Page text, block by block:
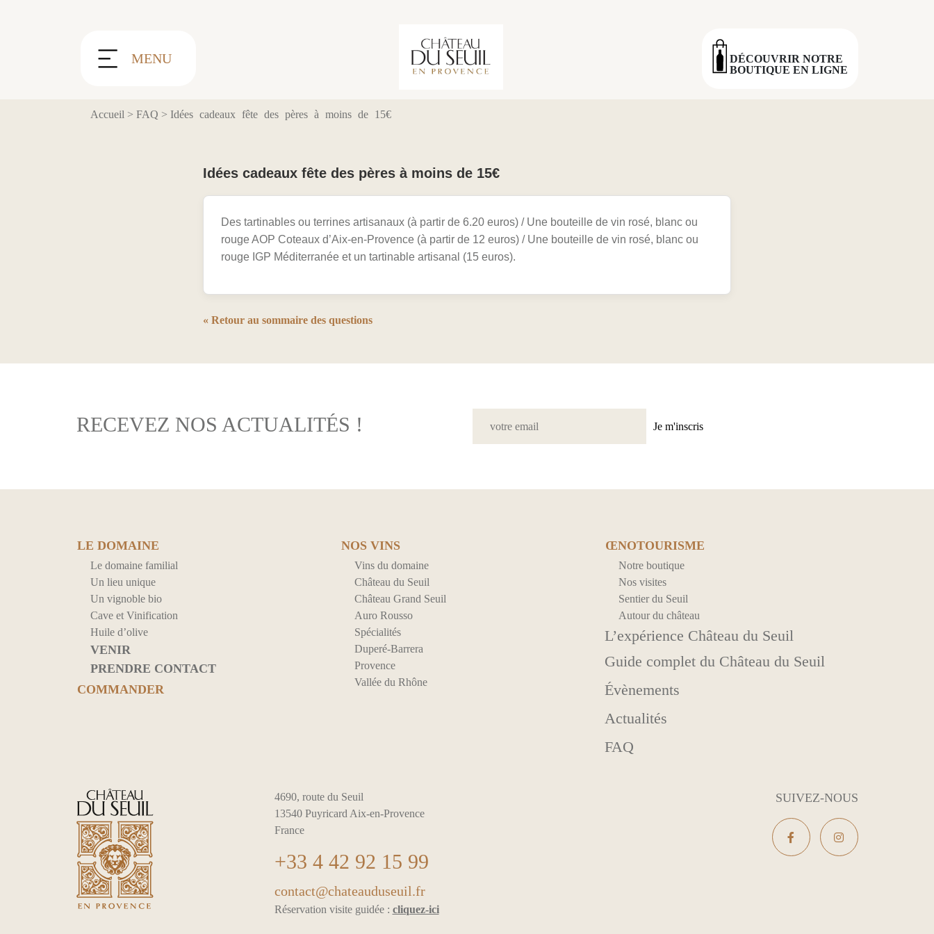
MENU
DÉCOUVRIR NOTRE
BOUTIQUE EN LIGNE
Accueil > FAQ > Idées cadeaux fête des pères à moins de 15€
Idées cadeaux fête des pères à moins de 15€
Des tartinables ou terrines artisanaux (à partir de 6.20 euros) / Une bouteille de vin rosé, blanc ou
rouge AOP Coteaux d’Aix-en-Provence (à partir de 12 euros) / Une bouteille de vin rosé, blanc ou
rouge IGP Méditerranée et un tartinable artisanal (15 euros).
« Retour au sommaire des questions
RECEVEZ NOS ACTUALITÉS ! Je m'inscris
LE DOMAINE
Le domaine familial
Un lieu unique
Un vignoble bio
Cave et Vinification
Huile d’olive
VENIR
PRENDRE CONTACT
COMMANDER
NOS VINS
Vins du domaine
Château du Seuil
Château Grand Seuil
Auro Rousso
Spécialités
Duperé-Barrera
Provence
Vallée du Rhône
ŒNOTOURISME
Notre boutique
Nos visites
Sentier du Seuil
Autour du château
L’expérience Château du Seuil
Guide complet du Château du Seuil
Évènements
Actualités
FAQ
4690, route du Seuil
13540 Puyricard Aix-en-Provence
France
+33 4 42 92 15 99
contact@chateauduseuil.fr
Réservation visite guidée : cliquez-ici
SUIVEZ-NOUS